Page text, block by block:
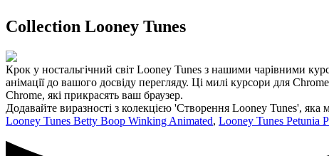
Collection Looney Tunes
Крок у ностальгічний світ Looney Tunes з нашими чарівними
анімації до вашого досвіду перегляду. Ці милі курсори для
Chrome, які прикрасять ваш браузер.
Додавайте виразності з колекцією 'Створення Looney Tunes', яка
Looney Tunes Betty Boop Winking Animated, Looney Tunes Petunia